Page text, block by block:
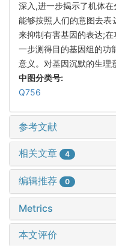
深入,进一步揭示了机体
能够按照人们的意图去表
来抑制有害基因的表达;
一步测得目的基因组的功
意义。对基因沉默的生理
中图分类号:
Q756
参考文献
相关文章 4
编辑推荐 0
Metrics
本文评价